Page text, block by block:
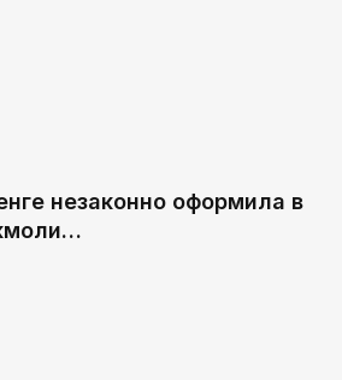
незаконно оформила в